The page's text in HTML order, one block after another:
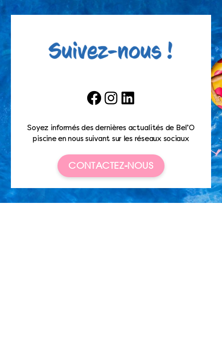
FacebookInstagramLinkedIn
Soyez informés des dernières actualités de Bel’O
piscine en nous suivant sur les réseaux sociaux
CONTACTEZ-NOUS